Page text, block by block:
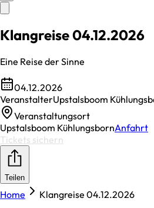
Klangreise 04.12.2026
Eine Reise der Sinne
04.12.2026
VeranstalterUpstalsboom
Veranstaltungsort
Upstalsboom KühlungsbornAnfahrt
Tickets sichern
Teilen
Home Klangreise 04.12.2026